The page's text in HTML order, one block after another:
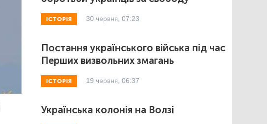
ІСТОРІЯ 30 червня, 07:23
Постання українського війська під час
Перших визвольних змагань
ІСТОРІЯ 19 червня, 06:37
Українська колонія на Волзі